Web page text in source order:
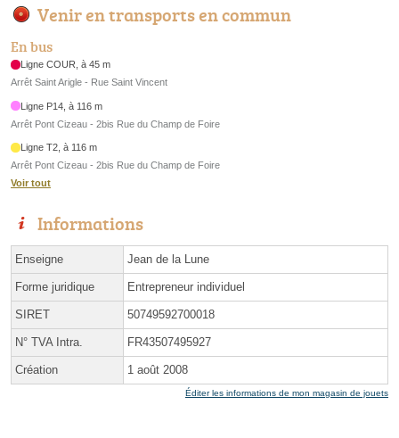
Venir en transports en commun
En bus
Ligne COUR, à 45 m
Arrêt Saint Arigle - Rue Saint Vincent
Ligne P14, à 116 m
Arrêt Pont Cizeau - 2bis Rue du Champ de Foire
Ligne T2, à 116 m
Arrêt Pont Cizeau - 2bis Rue du Champ de Foire
Voir tout
Informations
Enseigne Jean de la Lune
Forme juridique Entrepreneur individuel
SIRET 50749592700018
N° TVA Intra. FR43507495927
Création 1 août 2008
Éditer les informations de mon magasin de jouets